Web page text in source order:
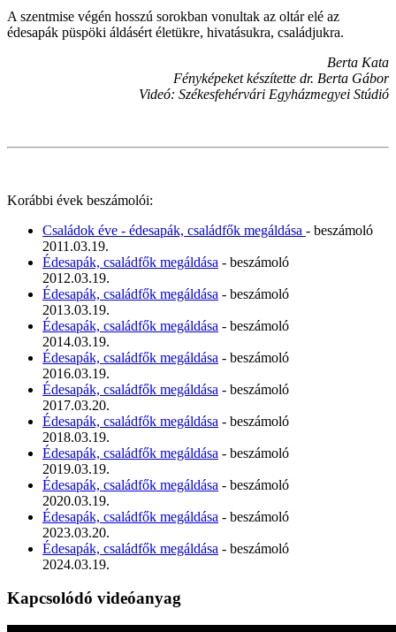
A szentmise végén hosszú sorokban vonultak az oltár elé az
édesapák püspöki áldásért életükre, hivatásukra, családjukra.
Berta Kata
Fényképeket készítette dr. Berta Gábor
Videó: Székesfehérvári Egyházmegyei Stúdió
Korábbi évek beszámolói:
Családok éve - édesapák, családfők megáldása - beszámoló
2011.03.19.
Édesapák, családfők megáldása - beszámoló
2012.03.19.
Édesapák, családfők megáldása - beszámoló
2013.03.19.
Édesapák, családfők megáldása - beszámoló
2014.03.19.
Édesapák, családfők megáldása - beszámoló
2016.03.19.
Édesapák, családfők megáldása - beszámoló
2017.03.20.
Édesapák, családfők megáldása - beszámoló
2018.03.19.
Édesapák, családfők megáldása - beszámoló
2019.03.19.
Édesapák, családfők megáldása - beszámoló
2020.03.19.
Édesapák, családfők megáldása - beszámoló
2023.03.20.
Édesapák, családfők megáldása - beszámoló
2024.03.19.
Kapcsolódó videóanyag